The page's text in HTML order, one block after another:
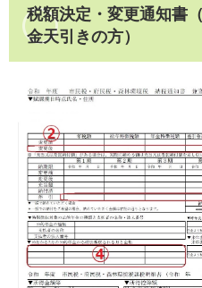
税額決定・変更通知書
金天引きの方）